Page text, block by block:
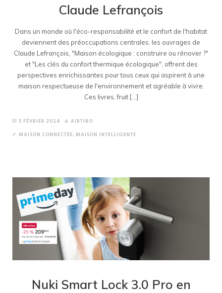
Claude Lefrançois
Dans un monde où l'éco-responsabilité et le confort de l'habitat
deviennent des préoccupations centrales, les ouvrages de
Claude Lefrançois, "Maison écologique : construire ou rénover ?"
et "Les clés du confort thermique écologique", offrent des
perspectives enrichissantes pour tous ceux qui aspirent à une
maison respectueuse de l'environnement et agréable à vivre.
Ces livres, fruit [...]
5 FÉVRIER 2024
AIRTIBO
MAISON CONNECTÉE, MAISON INTELLIGENTE
Nuki Smart Lock 3.0 Pro en